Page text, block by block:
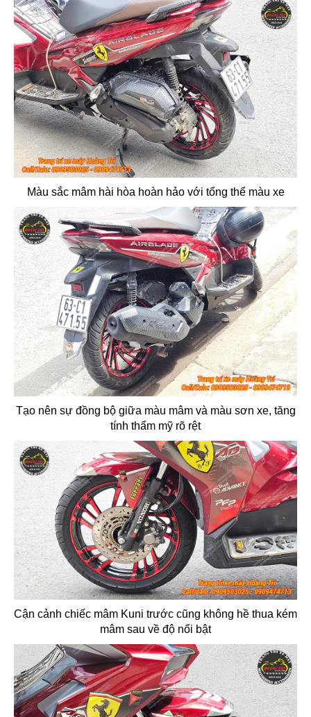
Màu sắc mâm hài hòa hoàn hảo với tổng thể màu xe
Tạo nên sự đồng bộ giữa màu mâm và màu sơn xe, tăng
tính thẩm mỹ rõ rệt
Cận cảnh chiếc mâm Kuni trước cũng không hề thua kém
mâm sau về độ nổi bật